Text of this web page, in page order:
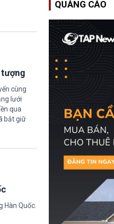
cùng
lưới
qua
bắt giữ
Quốc.
QUẢNG CÁO